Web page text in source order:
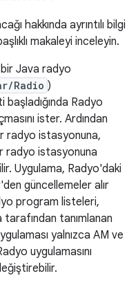
hakkında ayrıntılı bilgi
makaleyi inceleyin.
Java radyo
Radio )
başladığında Radyo
ister. Ardından
radyo istasyonuna,
radyo istasyonuna
Uygulama, Radyo'daki
güncellemeler alır
program listeleri,
tanımlanan
yalnızca AM ve
uygulamasını